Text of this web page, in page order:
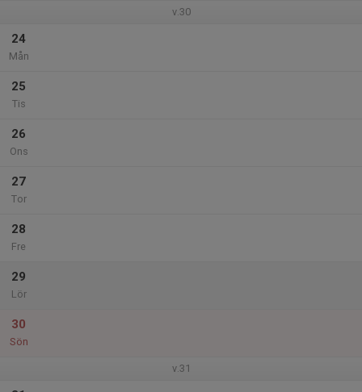
v.30
24
Mån
25
Tis
26
Ons
27
Tor
28
Fre
29
Lör
30
Sön
v.31